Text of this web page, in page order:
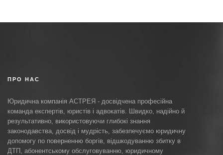
ПРО НАС
Юридична компанія АСТРЕЯ - досвідчена професійна
команда експертів, юристів і адвокатів. Швидко, надійно й
результативно, використовуючи глибокі знання
законодавства, досвід і мудрість, забезпечуємо юридичну
допомогу по поверненню боргів, відшкодуванню збитку в
ДТП, абонентському обслуговуванню, юридичному